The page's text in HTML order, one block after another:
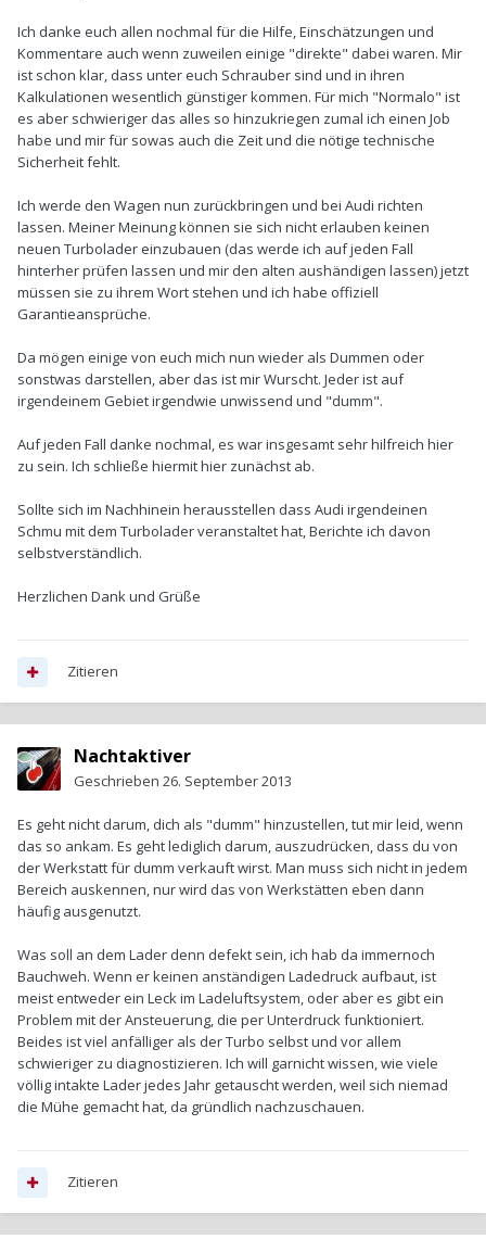
Ich danke euch allen nochmal für die Hilfe, Einschätzungen und
Kommentare auch wenn zuweilen einige "direkte" dabei waren. Mir
ist schon klar, dass unter euch Schrauber sind und in ihren
Kalkulationen wesentlich günstiger kommen. Für mich "Normalo" ist
es aber schwieriger das alles so hinzukriegen zumal ich einen Job
habe und mir für sowas auch die Zeit und die nötige technische
Sicherheit fehlt.
Ich werde den Wagen nun zurückbringen und bei Audi richten
lassen. Meiner Meinung können sie sich nicht erlauben keinen
neuen Turbolader einzubauen (das werde ich auf jeden Fall
hinterher prüfen lassen und mir den alten aushändigen lassen) jetzt
müssen sie zu ihrem Wort stehen und ich habe offiziell
Garantieansprüche.
Da mögen einige von euch mich nun wieder als Dummen oder
sonstwas darstellen, aber das ist mir Wurscht. Jeder ist auf
irgendeinem Gebiet irgendwie unwissend und "dumm".
Auf jeden Fall danke nochmal, es war insgesamt sehr hilfreich hier
zu sein. Ich schließe hiermit hier zunächst ab.
Sollte sich im Nachhinein herausstellen dass Audi irgendeinen
Schmu mit dem Turbolader veranstaltet hat, Berichte ich davon
selbstverständlich.
Herzlichen Dank und Grüße
Zitieren
Nachtaktiver
Geschrieben 26. September 2013
Es geht nicht darum, dich als "dumm" hinzustellen, tut mir leid, wenn
das so ankam. Es geht lediglich darum, auszudrücken, dass du von
der Werkstatt für dumm verkauft wirst. Man muss sich nicht in jedem
Bereich auskennen, nur wird das von Werkstätten eben dann
häufig ausgenutzt.
Was soll an dem Lader denn defekt sein, ich hab da immernoch
Bauchweh. Wenn er keinen anständigen Ladedruck aufbaut, ist
meist entweder ein Leck im Ladeluftsystem, oder aber es gibt ein
Problem mit der Ansteuerung, die per Unterdruck funktioniert.
Beides ist viel anfälliger als der Turbo selbst und vor allem
schwieriger zu diagnostizieren. Ich will garnicht wissen, wie viele
völlig intakte Lader jedes Jahr getauscht werden, weil sich niemad
die Mühe gemacht hat, da gründlich nachzuschauen.
Zitieren